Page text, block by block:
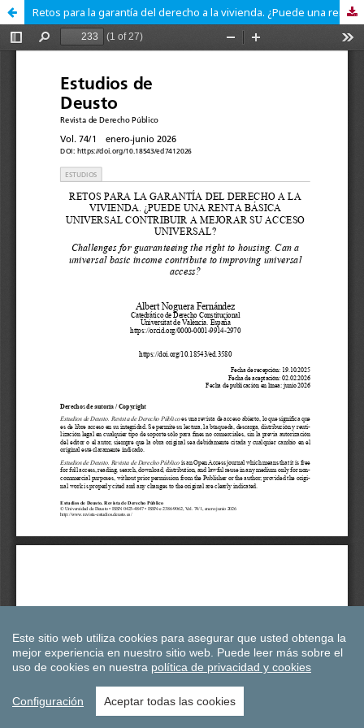
Retos para la garantía del derecho a la vivienda. ¿Puede una renta básica universal contribuir a mejorar su acceso universal?
Este sitio web utiliza cookies para asegurar que usted obtenga la
mejor experiencia en nuestro sitio web. Puede leer más sobre el
uso de cookies en nuestra política de privacidad y cookies
Configuración Aceptar todas las cookies